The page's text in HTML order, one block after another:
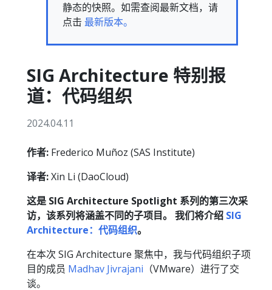
静态的快照。如需查阅最新文档，请
点击 最新版本。
SIG Architecture 特别报
道：代码组织
2024.04.11
作者: Frederico Muñoz (SAS Institute)
译者:Xin Li (DaoCloud)
这是 SIG Architecture Spotlight 系列的第三次采
访，该系列将涵盖不同的子项目。 我们将介绍 SIG
Architecture：代码组织。
在本次 SIG Architecture 聚焦中，我与代码组织子项
目的成员 Madhav Jivrajani （VMware）进行了交
谈。